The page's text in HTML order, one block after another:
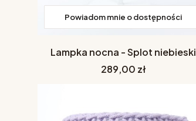
Powiadom mnie o dostępności
Lampka nocna - Splot niebieski
Cena
289,00 zł